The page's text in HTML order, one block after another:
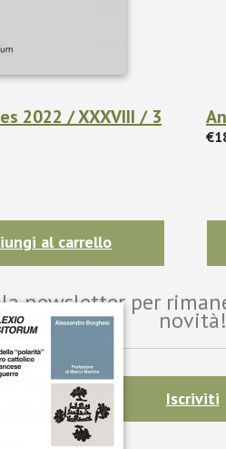
2022 / XXXVIII / 3
al carrello
newsletter per
novità!
Iscriviti